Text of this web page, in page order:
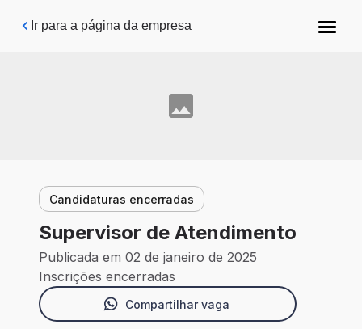
Pular para o conteúdo principal
Ir para a página da empresa
Candidaturas encerradas
Supervisor de Atendimento
Publicada em 02 de janeiro de 2025
Inscrições encerradas
Compartilhar vaga